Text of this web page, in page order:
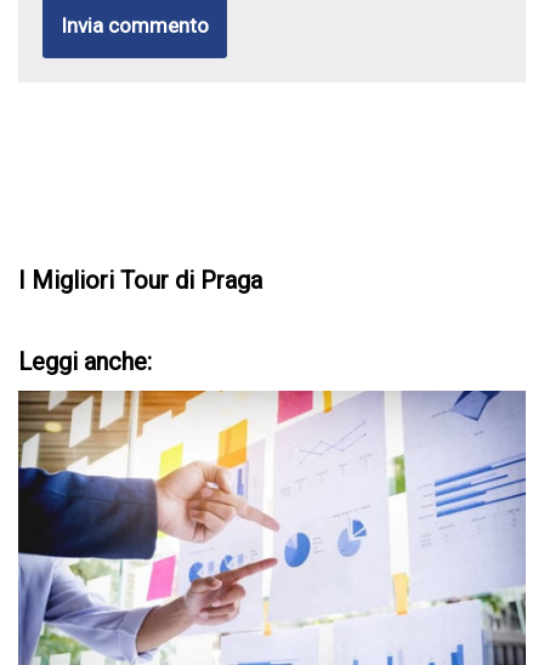
I Migliori Tour di Praga
Leggi anche: